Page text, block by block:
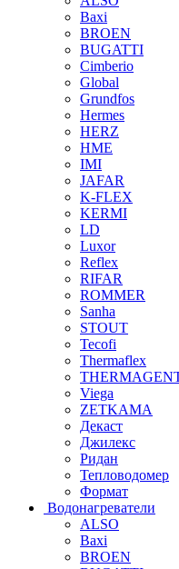
Baxi
BROEN
BUGATTI
Cimberio
Global
Grundfos
Hermes
HERZ
HME
IMI
JAFAR
K-FLEX
KERMI
LD
Luxor
Reflex
RIFAR
ROMMER
Sanha
STOUT
Tecofi
Thermaflex
Viega
ZETKAMA
Декаст
Джилекс
Ридан
Тепловодомер
Формат
Водонагреватели
ALSO
Baxi
BROEN